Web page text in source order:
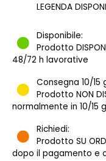
LEGENDA
Disponibile:
Prodotto
48/72 h lavorative
Consegna 10/15
Prodotto NON
normalmente in 10/15
Richiedi:
Prodotto SU
dopo il pagamento e